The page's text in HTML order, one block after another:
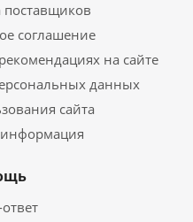
поставщиков
соглашение
на сайте
данных
сайта